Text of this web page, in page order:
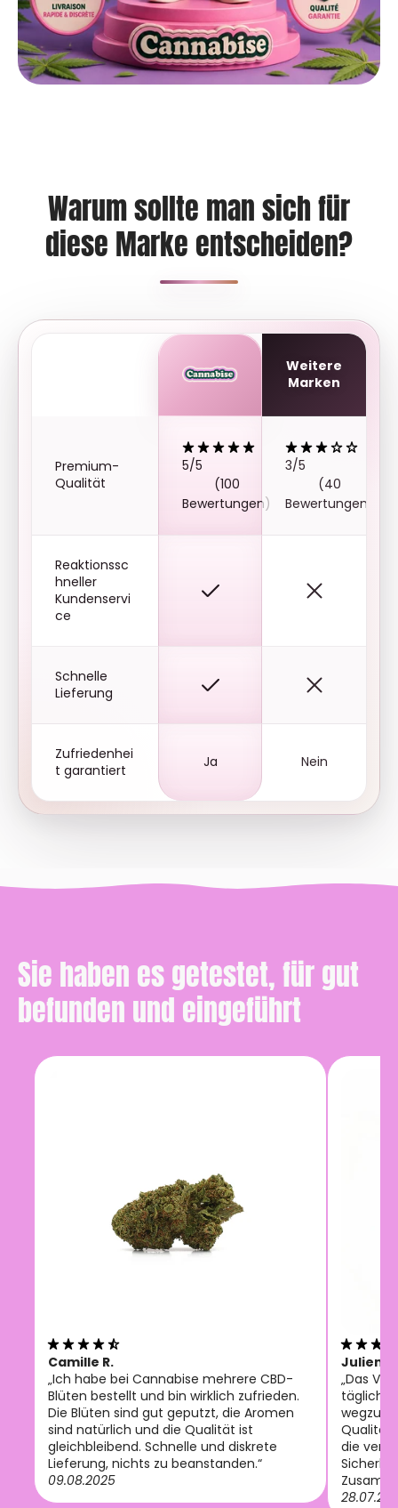
Warum sollte man sich für
diese Marke entscheiden?
Weitere
Marken
Premium-
Qualität
5/5
(100
Bewertungen)
3/5
(40
Bewertungen)
Reaktionssc
hneller
Kundenservi
ce
Schnelle
Lieferung
Zufriedenhei
t garantiert
Ja Nein
Sie haben es getestet, für gut
befunden und eingeführt
Camille R.
„Ich habe bei Cannabise mehrere CBD-
Blüten bestellt und bin wirklich zufrieden.
Die Blüten sind gut geputzt, die Aromen
sind natürlich und die Qualität ist
gleichbleibend. Schnelle und diskrete
Lieferung, nichts zu beanstanden.“
09.08.2025
Julien
„Das
Qualität
die